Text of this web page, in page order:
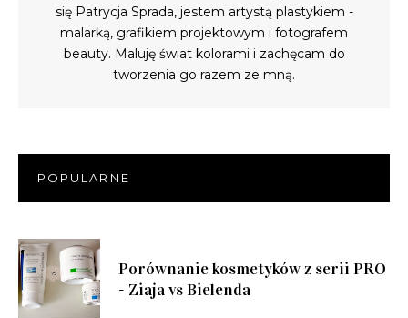
się Patrycja Sprada, jestem artystą plastykiem -
malarką, grafikiem projektowym i fotografem
beauty. Maluję świat kolorami i zachęcam do
tworzenia go razem ze mną.
POPULARNE
Porównanie kosmetyków z serii PRO
- Ziaja vs Bielenda